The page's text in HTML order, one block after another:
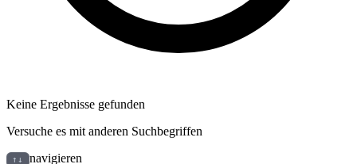
Keine Ergebnisse gefunden
Versuche es mit anderen Suchbegriffen
↑↓ navigieren